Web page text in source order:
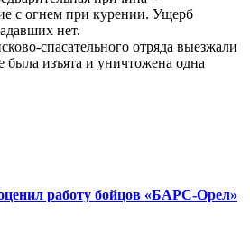
с огнем при курении. Ущерб
нет.
спасательного отряда выезжали
была изъята и уничтожена одна
работу бойцов «БАРС-Орел»